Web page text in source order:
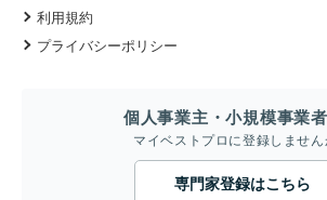
利用規約
プライバシーポリシー
個人事業主・小規模事業
マイベストプロに登録しません
専門家登録はこちら